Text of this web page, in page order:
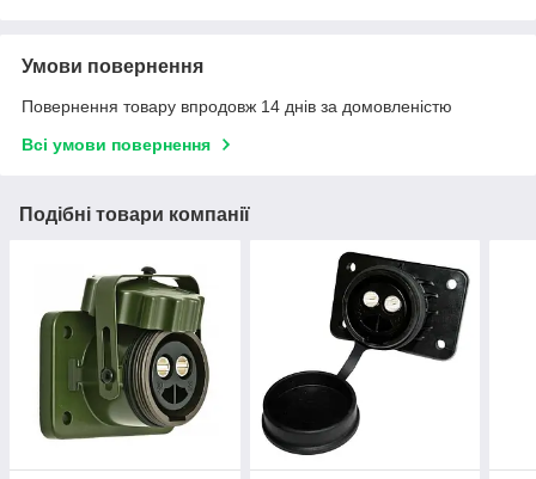
Умови повернення
Повернення товару впродовж 14 днів за домовленістю
Всі умови повернення
Подібні товари компанії